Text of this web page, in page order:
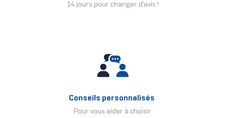
14 jours pour changer d'avis !
Conseils personnalisés
Pour vous aider à choisir